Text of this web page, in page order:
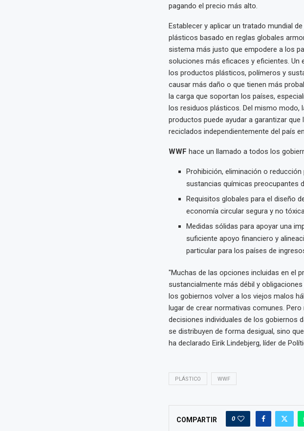
pagando el precio más alto.
Establecer y aplicar un tratado mundial
plásticos basado en reglas globales
sistema más justo que empodere a los
soluciones más eficaces y eficientes. Un
los productos plásticos, polímeros y
causar más daño o que tienen más
la carga que soportan los países,
los residuos plásticos. Del mismo modo,
productos puede ayudar a garantizar
reciclados independientemente del país
WWF hace un llamado a todos los
Prohibición, eliminación o
sustancias químicas preocupantes
Requisitos globales para el diseño
economía circular segura y no
Medidas sólidas para apoyar una
suficiente apoyo financiero y
particular para los países de
"Muchas de las opciones incluidas en el
sustancialmente más débil y
los gobiernos volver a los viejos malos
lugar de crear normativas comunes.
decisiones individuales de los gobiernos
se distribuyen de forma desigual, sino
ha declarado Eirik Lindebjerg, líder de
PLÁSTICO WWF
COMPARTIR 0